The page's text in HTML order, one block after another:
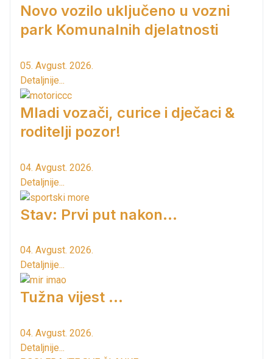
Novo vozilo uključeno u vozni
park Komunalnih djelatnosti
05. Avgust. 2026.
Detaljnije...
Mladi vozači, curice i dječaci &
roditelji pozor!
04. Avgust. 2026.
Detaljnije...
Stav: Prvi put nakon…
04. Avgust. 2026.
Detaljnije...
Tužna vijest ...
04. Avgust. 2026.
Detaljnije...